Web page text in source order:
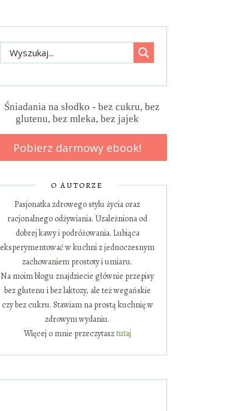
Pobierz darmowy ebook!
O AUTORZE
Pasjonatka zdrowego stylu życia oraz
racjonalnego odżywiania. Uzależniona od
dobrej kawy i podróżowania. Lubiąca
eksperymentować w kuchni z jednoczesnym
zachowaniem prostoty i umiaru.
Na moim blogu znajdziecie głównie przepisy
bez glutenu i bez laktozy, ale też wegańskie
czy bez cukru. Stawiam na prostą kuchnię w
zdrowym wydaniu.
Więcej o mnie przeczytasztutaj